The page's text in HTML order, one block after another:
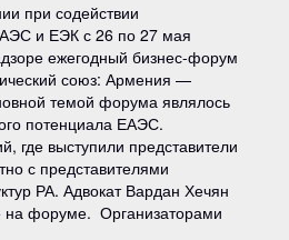
при содействии
и ЕЭК с 26 по 27 мая
ежегодный бизнес-форум
союз: Армения —
темой форума являлось
потенциала ЕАЭС.
где выступили представители
с представителями
РА. Адвокат Вардан Хечян
на форуме. Организаторами